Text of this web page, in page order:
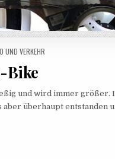
IN
UND VERKEHR
Bike
und wird immer größer.
überhaupt entstanden